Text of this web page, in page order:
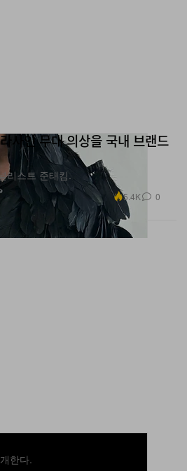
사인 무대 의상을 국내 브랜드
리스트 준태킴.
5.4K 0
한다.